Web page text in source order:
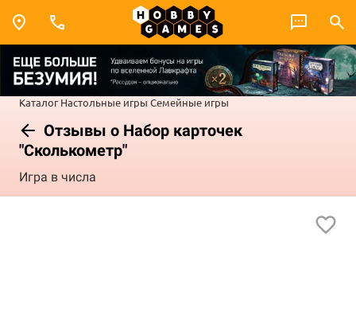
Каталог Настольные игры Семейные игры
Отзывы о Набор карточек
"Сколькометр"
Игра в числа